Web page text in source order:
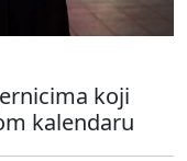
koji
kalendaru